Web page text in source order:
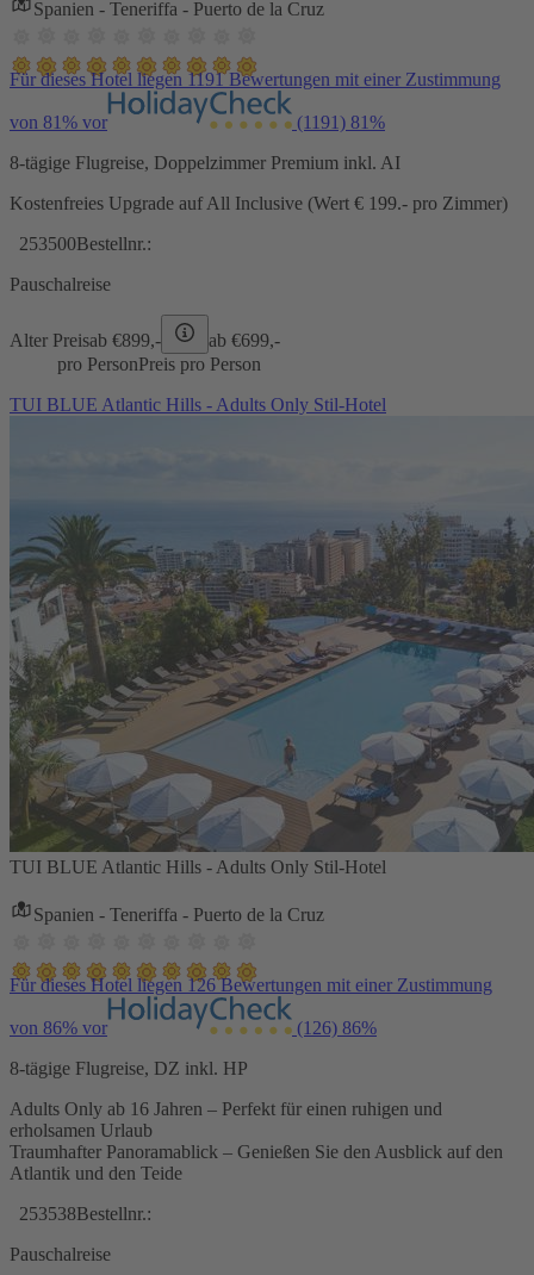
Spanien - Teneriffa - Puerto de la Cruz
Für dieses Hotel liegen 1191 Bewertungen mit einer Zustimmung
von 81% vor (1191) 81%
8-tägige Flugreise, Doppelzimmer Premium inkl. AI
Kostenfreies Upgrade auf All Inclusive (Wert € 199.- pro Zimmer)
253500Bestellnr.:
Pauschalreise
Alter Preisab €899,- ab €699,-
pro PersonPreis pro Person
TUI BLUE Atlantic Hills - Adults Only Stil-Hotel
TUI BLUE Atlantic Hills - Adults Only Stil-Hotel
Spanien - Teneriffa - Puerto de la Cruz
Für dieses Hotel liegen 126 Bewertungen mit einer Zustimmung
von 86% vor (126) 86%
8-tägige Flugreise, DZ inkl. HP
Adults Only ab 16 Jahren – Perfekt für einen ruhigen und
erholsamen Urlaub
Traumhafter Panoramablick – Genießen Sie den Ausblick auf den
Atlantik und den Teide
253538Bestellnr.:
Pauschalreise